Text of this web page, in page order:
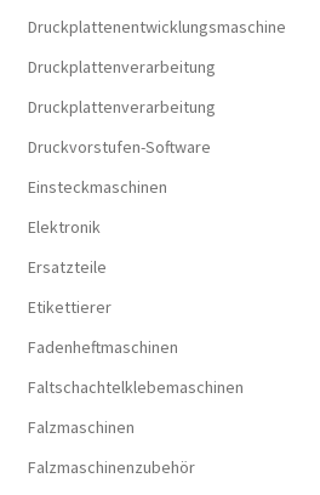
Druckplattenentwicklungsmaschine
Druckplattenverarbeitung
Druckplattenverarbeitung
Druckvorstufen-Software
Einsteckmaschinen
Elektronik
Ersatzteile
Etikettierer
Fadenheftmaschinen
Faltschachtelklebemaschinen
Falzmaschinen
Falzmaschinenzubehör